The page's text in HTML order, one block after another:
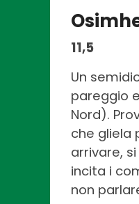
11,5
Un
pareggio
Nord).
che gliela
arrivare,
incita i
non